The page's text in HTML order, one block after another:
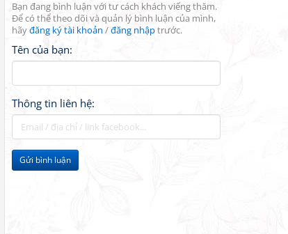
Bạn đang bình luận với tư cách khách viếng thăm.
Để có thể theo dõi và quản lý bình luận của mình,
hãyđăng ký tài khoản /đăng nhậptrước.
Tên của bạn:
Thông tin liên hệ:
Gửi bình luận